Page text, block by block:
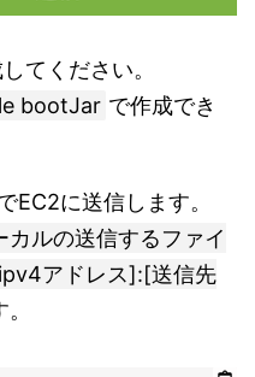
てください。
bootJar で作成でき
EC2に送信します。
ルの送信するファイ
アドレス]:[送信先